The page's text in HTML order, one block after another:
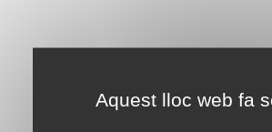
Aquest lloc web fa